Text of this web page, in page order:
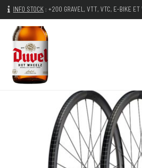
INFO STOCK : +200 GRAVEL, VTT, VTC, E-BIKE ET VÉLOS DE